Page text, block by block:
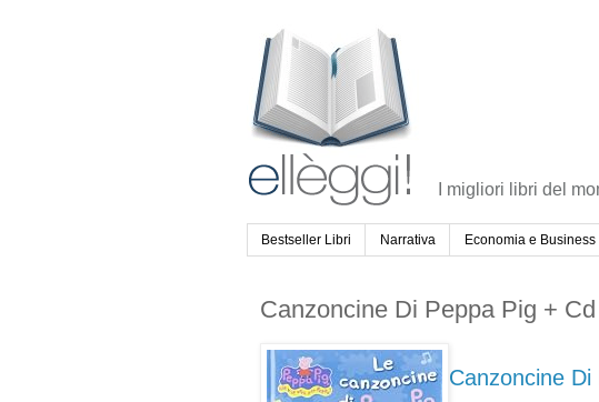
I migliori libri del
Bestseller Libri Narrativa Economia e Business
Canzoncine Di Peppa Pig + Cd
Canzoncine